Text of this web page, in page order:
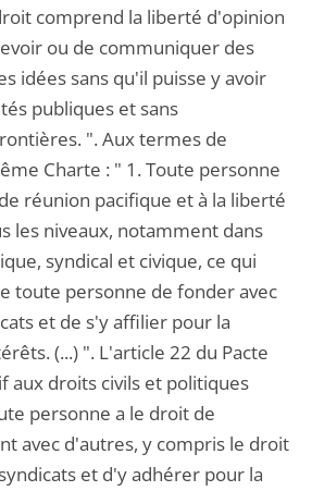
comprend la liberté d'opinion
ou de communiquer des
idées sans qu'il puisse y avoir
publiques et sans
". Aux termes de
Charte : " 1. Toute personne
réunion pacifique et à la liberté
les niveaux, notamment dans
syndical et civique, ce qui
toute personne de fonder avec
et de s'y affilier pour la
(...) ". L'article 22 du Pacte
aux droits civils et politiques
personne a le droit de
avec d'autres, y compris le droit
et d'y adhérer pour la